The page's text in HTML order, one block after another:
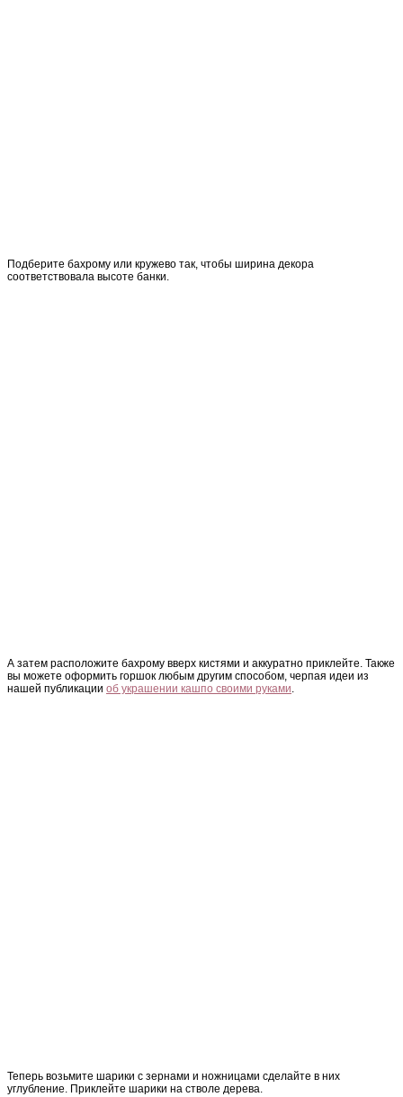
Подберите бахрому или кружево так, чтобы ширина декора
соответствовала высоте банки.
А затем расположите бахрому вверх кистями и аккуратно приклейте. Также
вы можете оформить горшок любым другим способом, черпая идеи из
нашей публикации об украшении кашпо своими руками.
Теперь возьмите шарики с зернами и ножницами сделайте в них
углубление. Приклейте шарики на стволе дерева.